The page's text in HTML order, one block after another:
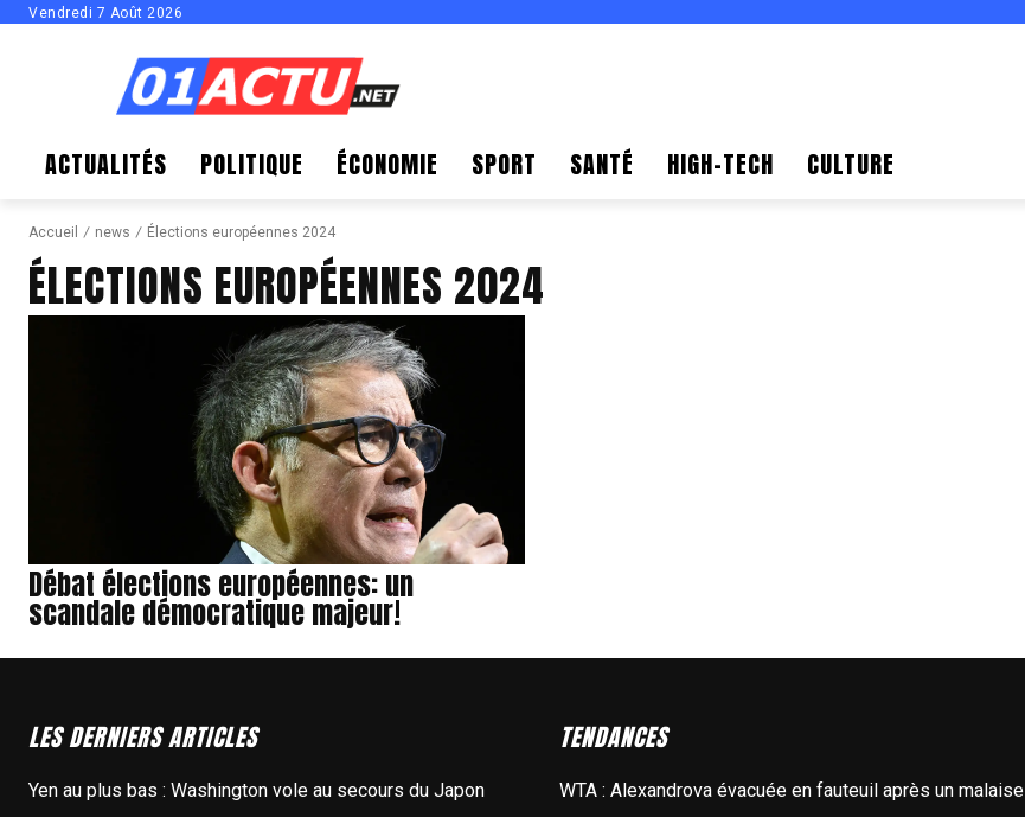
Vendredi 7 Août 2026
ACTUALITÉS POLITIQUE ÉCONOMIE SPORT SANTÉ HIGH-TECH CULTURE
Accueil news Élections européennes 2024
ÉLECTIONS EUROPÉENNES 2024
Débat élections européennes: un
scandale démocratique majeur!
LES DERNIERS ARTICLES
Yen au plus bas : Washington vole au secours du Japon
TENDANCES
WTA : Alexandrova évacuée en fauteuil après un malaise